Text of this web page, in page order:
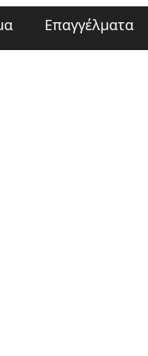
Επαγγέλματα